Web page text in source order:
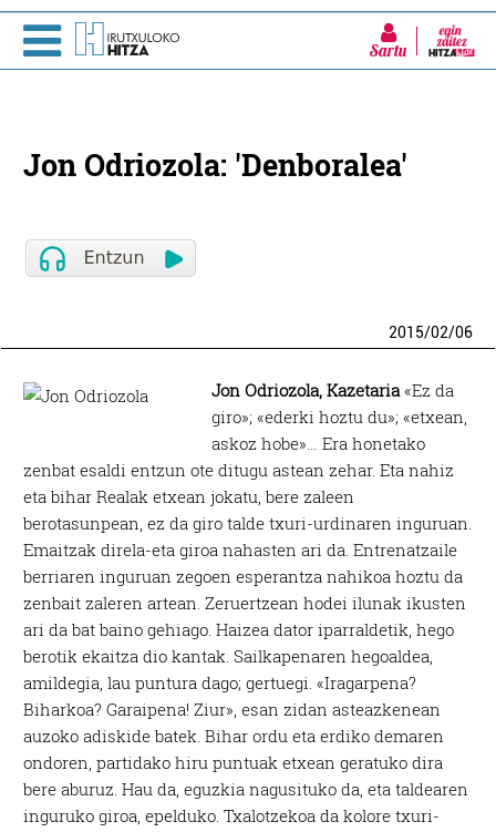
Sartu
Jon Odriozola: 'Denboralea'
2015/02/06
Jon Odriozola, Kazetaria «Ez da
giro»; «ederki hoztu du»; «etxean,
askoz hobe»… Era honetako
zenbat esaldi entzun ote ditugu astean zehar. Eta nahiz
eta bihar Realak etxean jokatu, bere zaleen
berotasunpean, ez da giro talde txuri-urdinaren inguruan.
Emaitzak direla-eta giroa nahasten ari da. Entrenatzaile
berriaren inguruan zegoen esperantza nahikoa hoztu da
zenbait zaleren artean. Zeruertzean hodei ilunak ikusten
ari da bat baino gehiago. Haizea dator iparraldetik, hego
berotik ekaitza dio kantak. Sailkapenaren hegoaldea,
amildegia, lau puntura dago; gertuegi. «Iragarpena?
Biharkoa? Garaipena! Ziur», esan zidan asteazkenean
auzoko adiskide batek. Bihar ordu eta erdiko demaren
ondoren, partidako hiru puntuak etxean geratuko dira
bere aburuz. Hau da, eguzkia nagusituko da, eta taldearen
inguruko giroa, epelduko. Txalotzekoa da kolore txuri-